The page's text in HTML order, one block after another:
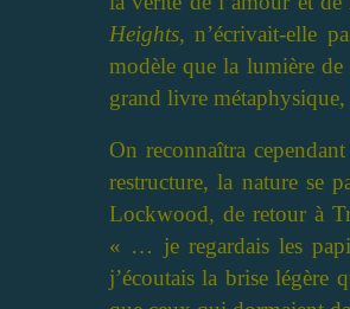
Heights, n’écrivait-elle
modèle que la lumière
grand livre
On reconnaîtra
restructure, la nature se
Lockwood, de retour à
« … je regardais les
j’écoutais la brise légère